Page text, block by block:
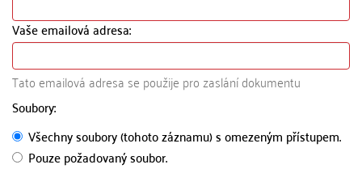
Vaše emailová adresa:
Tato emailová adresa se použije pro zaslání dokumentu
Soubory:
Všechny soubory (tohoto záznamu) s omezeným přístupem.
Pouze požadovaný soubor.